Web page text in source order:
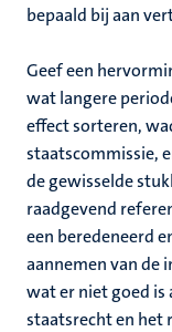
bepaald bij aan
Geef een
wat langere
effect sorteren,
staatscommissie,
de gewisselde
raadgevend
een beredeneerd
aannemen van
wat er niet goed is
staatsrecht en het